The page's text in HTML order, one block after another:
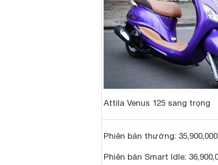
Attila Venus 125 sang trọng
Phiên bản thường:
Phiên bản Smart Idle: